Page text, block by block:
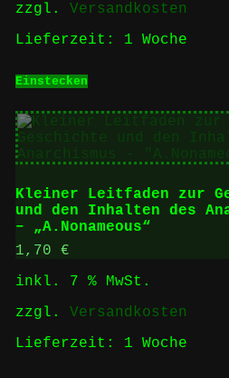
zzgl. Versandkosten
Lieferzeit: 1 Woche
Einstecken
Kleiner Leitfaden zur
und den Inhalten des
– „A.Nonameous“
1,70 €
inkl. 7 % MwSt.
zzgl. Versandkosten
Lieferzeit: 1 Woche